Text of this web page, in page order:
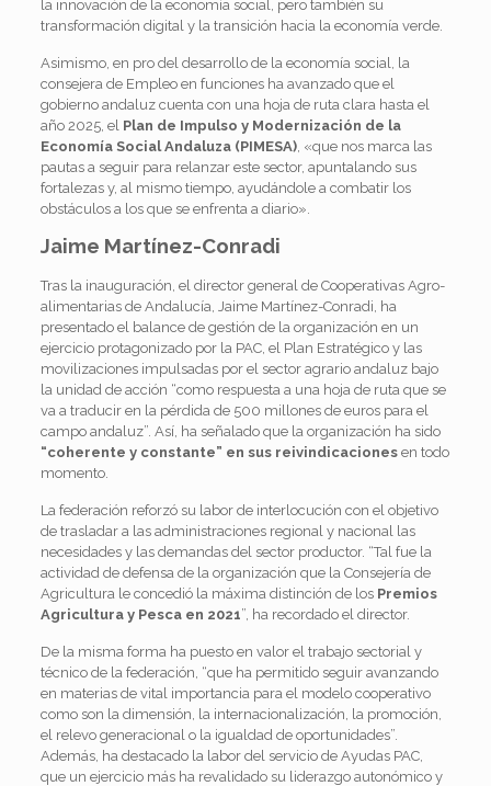
la innovación de la economía social, pero también su
transformación digital y la transición hacia la economía verde.
Asimismo, en pro del desarrollo de la economía social, la
consejera de Empleo en funciones ha avanzado que el
gobierno andaluz cuenta con una hoja de ruta clara hasta el
año 2025, el Plan de Impulso y Modernización de la
Economía Social Andaluza (PIMESA), «que nos marca las
pautas a seguir para relanzar este sector, apuntalando sus
fortalezas y, al mismo tiempo, ayudándole a combatir los
obstáculos a los que se enfrenta a diario».
Jaime Martínez-Conradi
Tras la inauguración, el director general de Cooperativas Agro-
alimentarias de Andalucía, Jaime Martínez-Conradi, ha
presentado el balance de gestión de la organización en un
ejercicio protagonizado por la PAC, el Plan Estratégico y las
movilizaciones impulsadas por el sector agrario andaluz bajo
la unidad de acción “como respuesta a una hoja de ruta que se
va a traducir en la pérdida de 500 millones de euros para el
campo andaluz”. Así, ha señalado que la organización ha sido
“coherente y constante” en sus reivindicacionesen todo
momento.
La federación reforzó su labor de interlocución con el objetivo
de trasladar a las administraciones regional y nacional las
necesidades y las demandas del sector productor. “Tal fue la
actividad de defensa de la organización que la Consejería de
Agricultura le concedió la máxima distinción de los Premios
Agricultura y Pesca en 2021”, ha recordado el director.
De la misma forma ha puesto en valor el trabajo sectorial y
técnico de la federación, “que ha permitido seguir avanzando
en materias de vital importancia para el modelo cooperativo
como son la dimensión, la internacionalización, la promoción,
el relevo generacional o la igualdad de oportunidades”.
Además, ha destacado la labor del servicio de Ayudas PAC,
que un ejercicio más ha revalidado su liderazgo autonómico y